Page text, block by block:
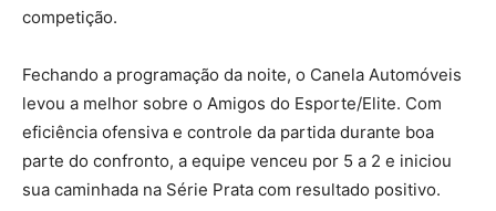
competição.
Fechando a programação da noite, o Canela Automóveis
levou a melhor sobre o Amigos do Esporte/Elite. Com
eficiência ofensiva e controle da partida durante boa
parte do confronto, a equipe venceu por 5 a 2 e iniciou
sua caminhada na Série Prata com resultado positivo.